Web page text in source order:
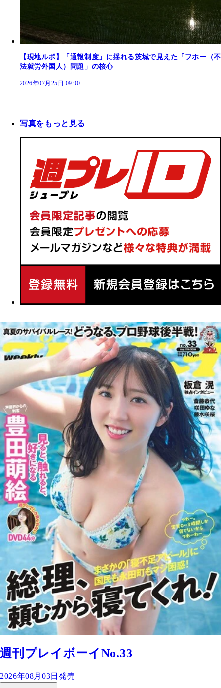
【現地ルポ】「通報制度」に揺れる茨城で見えた「フホー（不
法就労外国人）問題」の核心
2026年07月25日 09:00
写真をもっと見る
週刊プレイボーイNo.33
2026年08月03日発売